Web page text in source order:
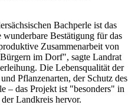
Bachperle ist das
Bestätigung für das
Zusammenarbeit von
im Dorf", sagte Landrat
Die Lebensqualität der
Pflanzenarten, der Schutz des
– das Projekt ist "besonders" in
Landkreis hervor.